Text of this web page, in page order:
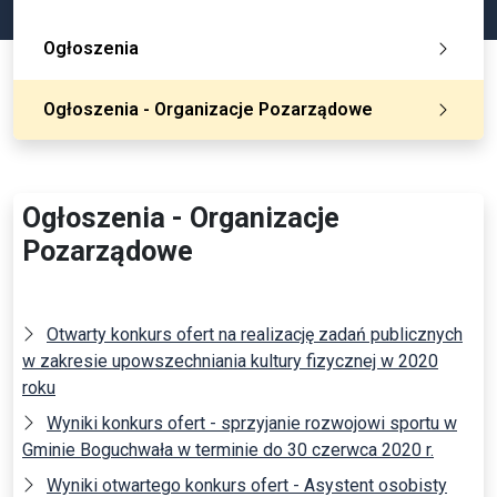
Ogłoszenia
Ogłoszenia - Organizacje Pozarządowe
Ogłoszenia - Organizacje
Pozarządowe
Otwarty konkurs ofert na realizację zadań publicznych
w zakresie upowszechniania kultury fizycznej w 2020
roku
Wyniki konkurs ofert - sprzyjanie rozwojowi sportu w
Gminie Boguchwała w terminie do 30 czerwca 2020 r.
Wyniki otwartego konkurs ofert - Asystent osobisty